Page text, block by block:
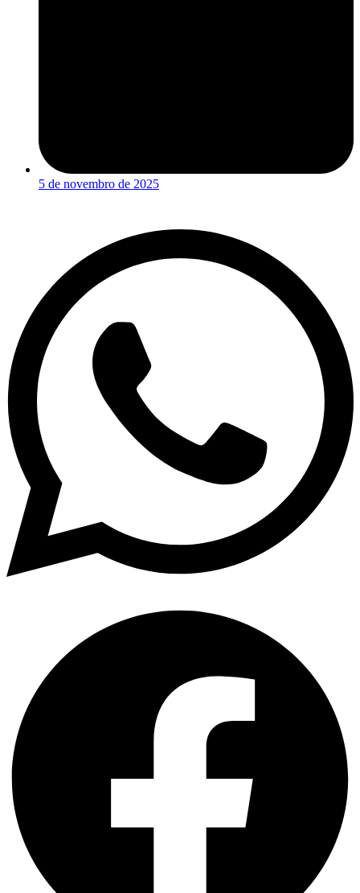
5 de novembro de 2025